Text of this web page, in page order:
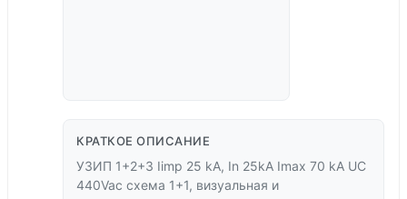
КРАТКОЕ ОПИСАНИЕ
УЗИП 1+2+3 Iimp 25 kA, In 25kA Imax 70 kA UC
440Vac схема 1+1, визуальная и